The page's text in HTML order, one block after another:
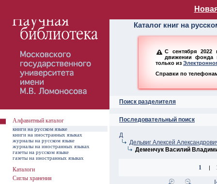
Алфавитный
Каталог книг на
С сентября 2022
движении фонда
только из
Справки по
Поиск разделителя
Последовательный поиск
Д
Дельвиг Алексей
Деменчук Василий
1 |
Алфавитный каталог
книги на русском языке
книги на иностранных языках
журналы на русском языке
журналы на иностранных языках
газеты на русском языке
газеты на иностранных языках
Каталоги
Сиглы хранения